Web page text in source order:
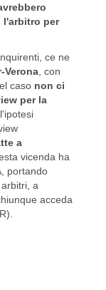
l'arbitro per
ce ne
Verona, con
caso non ci
per la
a
vicenda ha
portando
a
acceda